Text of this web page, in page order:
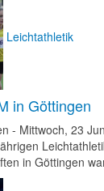
Leichtathletik
in Göttingen
- Mittwoch, 23
in Göttingen